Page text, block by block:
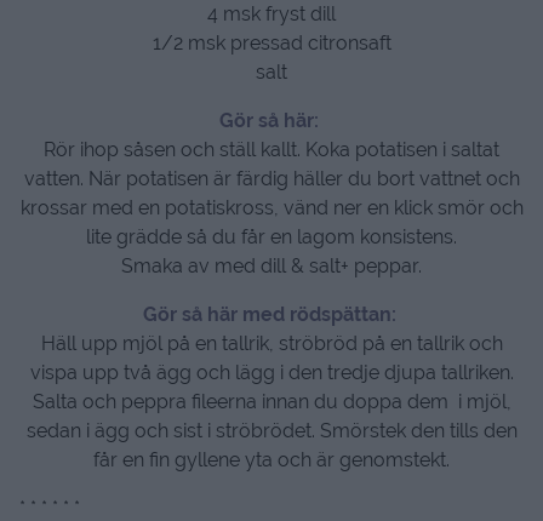
4 msk fryst dill
1/2 msk pressad citronsaft
salt
Gör så här:
Rör ihop såsen och ställ kallt. Koka potatisen i saltat
vatten. När potatisen är färdig häller du bort vattnet och
krossar med en potatiskross, vänd ner en klick smör och
lite grädde så du får en lagom konsistens.
Smaka av med dill & salt+ peppar.
Gör så här med rödspättan:
Häll upp mjöl på en tallrik, ströbröd på en tallrik och
vispa upp två ägg och lägg i den tredje djupa tallriken.
Salta och peppra fileerna innan du doppa dem i mjöl,
sedan i ägg och sist i ströbrödet. Smörstek den tills den
får en fin gyllene yta och är genomstekt.
* * * * * *